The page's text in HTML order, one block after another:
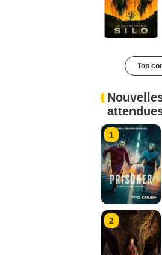
Top
1
2